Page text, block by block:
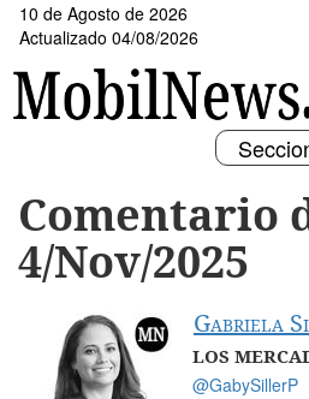
Pasar
principal
10 de Agosto de 2026
Actualizado 04/08/2026
Toggle
Comentario
4/Nov/2025
Gabriela
LOS
@GabySillerP